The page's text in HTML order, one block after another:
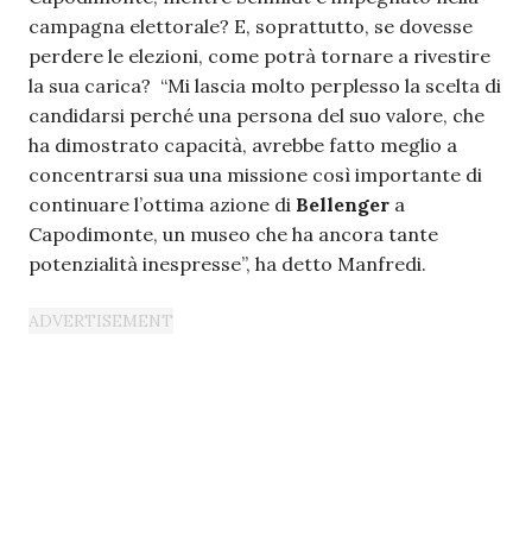
campagna elettorale? E, soprattutto, se dovesse
perdere le elezioni, come potrà tornare a rivestire
la sua carica? “Mi lascia molto perplesso la scelta di
candidarsi perché una persona del suo valore, che
ha dimostrato capacità, avrebbe fatto meglio a
concentrarsi sua una missione così importante di
continuare l’ottima azione di Bellenger a
Capodimonte, un museo che ha ancora tante
potenzialità inespresse”, ha detto Manfredi.